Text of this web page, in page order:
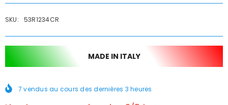
SKU: 53R1234CR
MADE IN ITALY
7 vendus au cours des dernières 3 heures